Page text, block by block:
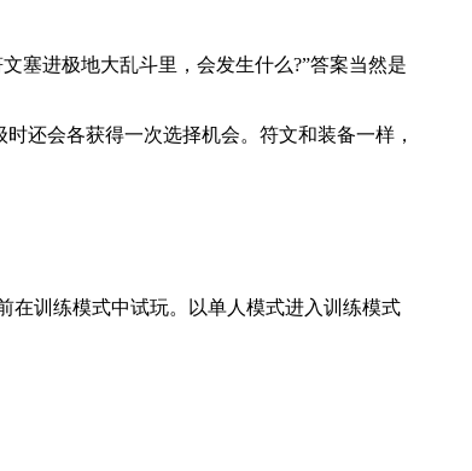
进极地大乱斗里，会发生什么?”答案当然是
还会各获得一次选择机会。符文和装备一样，
训练模式中试玩。以单人模式进入训练模式